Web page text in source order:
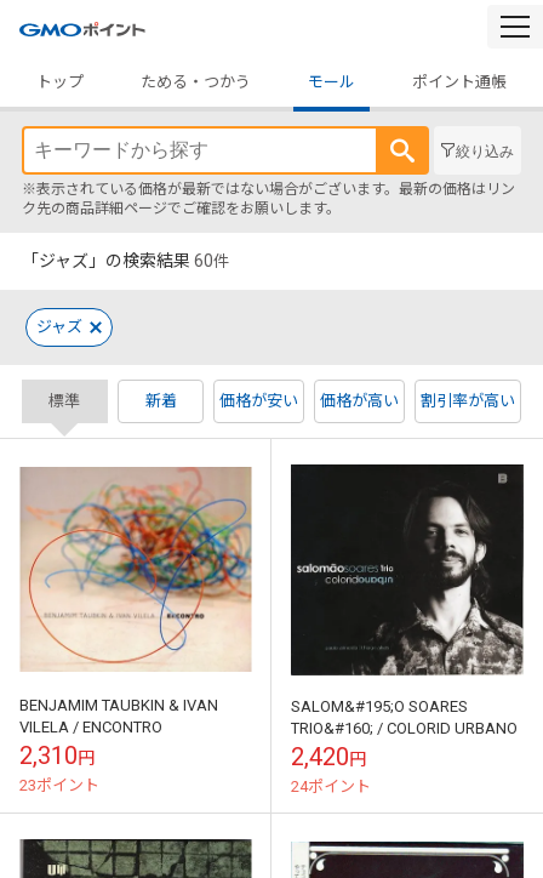
トップ
ためる・つかう モール ポイント通帳
絞り込み
※表示されている価格が最新ではない場合がございます。最新の価格はリン
ク先の商品詳細ページでご確認をお願いします。
「ジャズ」の検索結果 60件
ジャズ
標準 新着 価格が安い 価格が高い 割引率が高い
BENJAMIM TAUBKIN & IVAN
VILELA / ENCONTRO
2,310円
23ポイント
SALOM&#195;O SOARES
TRIO&#160; / COLORID URBANO
2,420円
24ポイント